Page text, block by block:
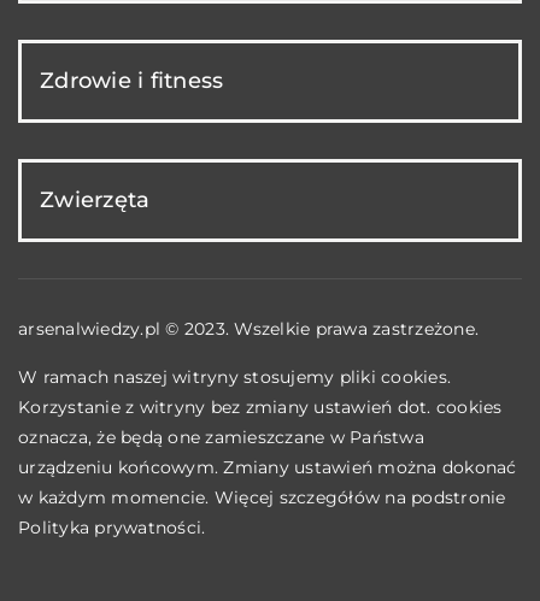
Zdrowie i fitness
Zwierzęta
arsenalwiedzy.pl © 2023. Wszelkie prawa zastrzeżone.
W ramach naszej witryny stosujemy pliki cookies.
Korzystanie z witryny bez zmiany ustawień dot. cookies
oznacza, że będą one zamieszczane w Państwa
urządzeniu końcowym. Zmiany ustawień można dokonać
w każdym momencie. Więcej szczegółów na podstronie
Polityka prywatności.